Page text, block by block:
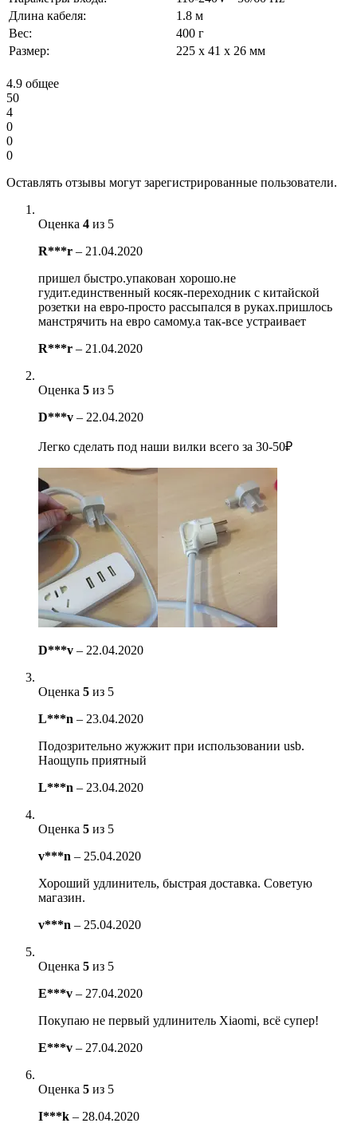
Длина кабеля:
1.8 м
Вес:
400 г
Размер:
225 х 41 х 26 мм
4.9 общее
50
4
0
0
0
Оставлять отзывы могут зарегистрированные пользователи.
Оценка 4 из 5
R***r – 21.04.2020
пришел быстро.упакован хорошо.не
гудит.единственный косяк-переходник с китайской
розетки на евро-просто рассыпался в руках.пришлось
манстрячить на евро самому.а так-все устраивает
R***r – 21.04.2020
Оценка 5 из 5
D***v – 22.04.2020
Легко сделать под наши вилки всего за 30-50₽
D***v – 22.04.2020
Оценка 5 из 5
L***n – 23.04.2020
Подозрительно жужжит при использовании usb.
Наощупь приятный
L***n – 23.04.2020
Оценка 5 из 5
v***n – 25.04.2020
Хороший удлинитель, быстрая доставка. Советую
магазин.
v***n – 25.04.2020
Оценка 5 из 5
E***v – 27.04.2020
Покупаю не первый удлинитель Xiaomi, всё супер!
E***v – 27.04.2020
Оценка 5 из 5
I***k – 28.04.2020